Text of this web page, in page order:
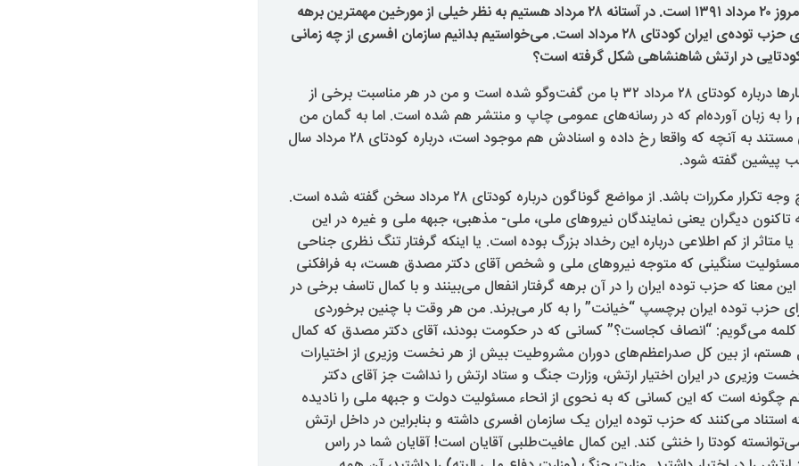
۲۰ مرداد ۱٣۹۱ است. در آستانه
۲٨ مرداد هستیم به نظر خیلی از مورخین مهمترین برهه
حزب توده‌ی ایران کودتای
۲٨ مرداد است. می‌خواستیم بدانیم سازمان افسری از چه زمانی
در ارتش شاهنشاهی شکل گرفته است؟
درباره کودتای ۲٨ مرداد ٣ ۲ با من گفت‌وگو شده است و من در هر مناسبت برخی از
را به زبان آورده‌ام که در رسانه‌های عمومی چاپ و منتشر هم شده است. اما به گمان من
مستند به آنچه که واقعا رخ داده و اسنادش هم موجود است، درباره کودتای ۲٨ مرداد سال
پیشین گفته شود.
تکرار مکررات باشد. از مواضع گوناگون درباره کودتای ۲٨ مرداد سخن گفته شده است.
تاکنون دیگران یعنی نمایندگان نیروهای ملی، ملی- مذهبی، جبهه ملی و غیره در این
متاثر از کم اطلاعی درباره این رخداد بزرگ بوده است. یا اینکه گرفتار تنگ نظری جناحی
مسئولیت سنگینی که متوجه نیروهای ملی و شخص آقای دکتر مصدق هست، به فرافکنی
معنا که حزب توده ایران را در آن برهه گرفتار انفعال می‌بینند و با کمال تاسف برخی در
حزب توده ایران برچسپ “خیانت” را به کار می‌برند. من هر وقت با چنین برخوردی
می‌گویم: “انصاف کجاست؟” کسانی که در حکومت بودند، آقای دکتر مصدق که کمال
هستم، از بین کل صدراعظم‌های دوران مشروطیت بیش از هر نخست وزیری از اختیارات
وزیری در ایران اختیار ارتش، وزارت جنگ و ستاد ارتش را نداشت جز آقای دکتر
است که این کسانی که به نحوی از انحاء مسئولیت دولت و جبهه ملی را نادیده
استناد می‌کنند که حزب توده ایران یک سازمان افسری داشته و بنابراین در داخل ارتش
کودتا را خنثی کند. این کمال عافیت‌طلبی آقایان است! آقایان شما در راس